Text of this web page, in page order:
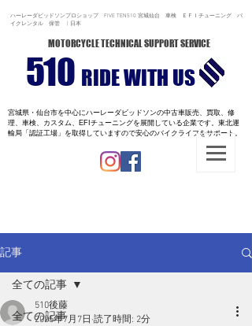
ハーレーダビッドソンプロショップ FIVE TEN510 宮城仙台 車検 ＥＦＩチューニング バ
イクレンタル 保管 | 日本
MOTORCYCLE TECHNICAL SUPPORT SERVICE
510 RIDE WITH US
宮城県・仙台市を中心にハーレーダビッドソンの中古車販売、買取、修
理、車検、カスタム、EFIチューニングを展開している企業です。 東北運
輸局「認証工場」を取得していますので安心のバイクライフをサポート。
記事
全ての記事
全ての記事
510後藤
2025年7月7日 読了時間: 2分